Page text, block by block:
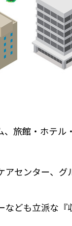
旅館・ホテル
センター、グ
ども立派な『